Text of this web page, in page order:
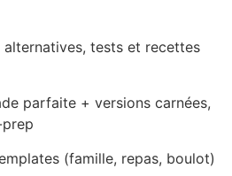
alternatives, tests et recettes
parfaite + versions carnées,
(famille, repas, boulot)